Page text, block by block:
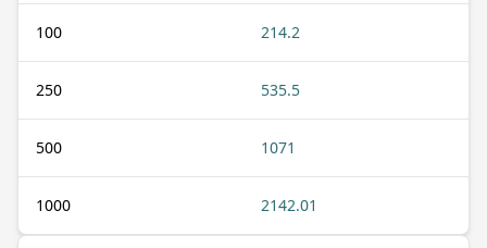
100 214.2
250 535.5
500 1071
1000 2142.01